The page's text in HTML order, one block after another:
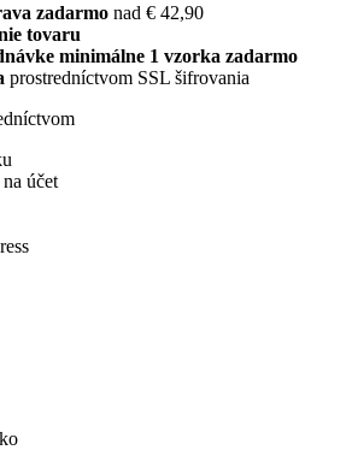
zadarmo nad € 42,90
tovaru
minimálne 1 vzorka zadarmo
prostredníctvom SSL šifrovania
účet